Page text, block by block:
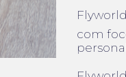
com